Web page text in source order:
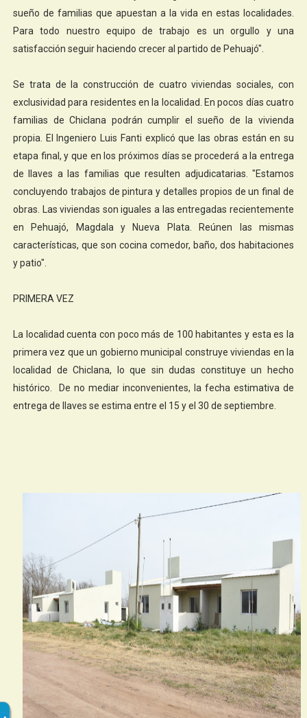
sueño de familias que apuestan a la vida en estas localidades.
Para todo nuestro equipo de trabajo es un orgullo y una
satisfacción seguir haciendo crecer al partido de Pehuajó".
Se trata de la construcción de cuatro viviendas sociales, con
exclusividad para residentes en la localidad. En pocos días cuatro
familias de Chiclana podrán cumplir el sueño de la vivienda
propia. El Ingeniero Luis Fanti explicó que las obras están en su
etapa final, y que en los próximos días se procederá a la entrega
de llaves a las familias que resulten adjudicatarias. "Estamos
concluyendo trabajos de pintura y detalles propios de un final de
obras. Las viviendas son iguales a las entregadas recientemente
en Pehuajó, Magdala y Nueva Plata. Reúnen las mismas
características, que son cocina comedor, baño, dos habitaciones
y patio".
PRIMERA VEZ
La localidad cuenta con poco más de 100 habitantes y esta es la
primera vez que un gobierno municipal construye viviendas en la
localidad de Chiclana, lo que sin dudas constituye un hecho
histórico. De no mediar inconvenientes, la fecha estimativa de
entrega de llaves se estima entre el 15 y el 30 de septiembre.